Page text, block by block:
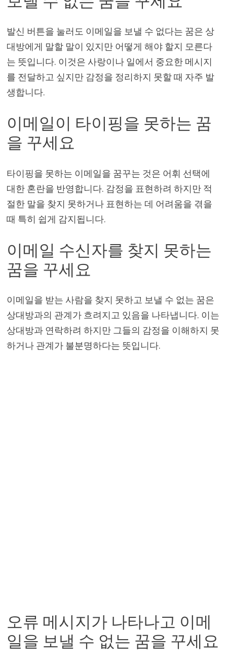
발신 버튼을 눌러도 이메일을 보낼 수 없다는 꿈은 상
대방에게 말할 말이 있지만 어떻게 해야 할지 모른다
는 뜻입니다. 이것은 사랑이나 일에서 중요한 메시지
를 전달하고 싶지만 감정을 정리하지 못할 때 자주 발
생합니다.
이메일이 타이핑을 못하는 꿈
을 꾸세요
타이핑을 못하는 이메일을 꿈꾸는 것은 어휘 선택에
대한 혼란을 반영합니다. 감정을 표현하려 하지만 적
절한 말을 찾지 못하거나 표현하는 데 어려움을 겪을
때 특히 쉽게 감지됩니다.
이메일 수신자를 찾지 못하는
꿈을 꾸세요
이메일을 받는 사람을 찾지 못하고 보낼 수 없는 꿈은
상대방과의 관계가 흐려지고 있음을 나타냅니다. 이는
상대방과 연락하려 하지만 그들의 감정을 이해하지 못
하거나 관계가 불분명하다는 뜻입니다.
오류 메시지가 나타나고 이메
일을 보낼 수 없는 꿈을 꾸세요